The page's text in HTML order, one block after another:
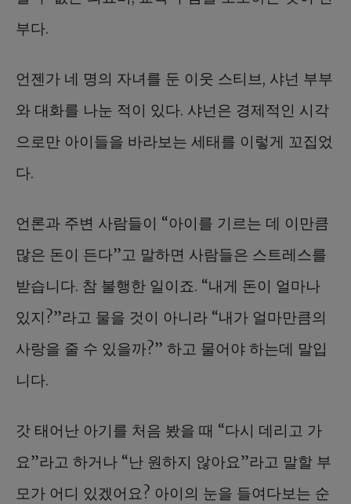
부다.
언젠가 네 명의 자녀를 둔 이웃 스티브, 샤넌 부부
와 대화를 나눈 적이 있다. 샤넌은 경제적인 시각
으로만 아이들을 바라보는 세태를 이렇게 꼬집었
다.
언론과 주변 사람들이 “아이를 기르는 데 이만큼
많은 돈이 든다”고 말하면 사람들은 스트레스를
받습니다. 참 불행한 일이죠. “내게 돈이 얼마나
있지?”라고 물을 것이 아니라 “내가 얼마만큼의
사랑을 줄 수 있을까?” 하고 물어야 하는데 말입
니다.
갓 태어난 아기를 처음 봤을 때 “다시 데리고 가
요”라고 하거나 “난 원하지 않아요”라고 말할 부
모가 어디 있겠어요? 아이의 눈을 들여다보는 순